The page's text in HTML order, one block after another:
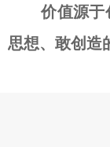
价值源
思想、敢创造